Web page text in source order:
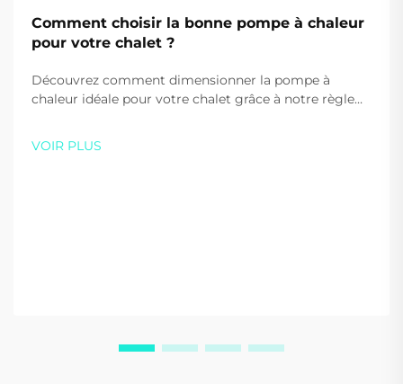
Comment choisir la bonne pompe à chaleur
pour votre chalet ?
Découvrez comment dimensionner la pompe à
chaleur idéale pour votre chalet grâce à notre règle
supérieures. Obtenez une recommandation
VOIR PLUS